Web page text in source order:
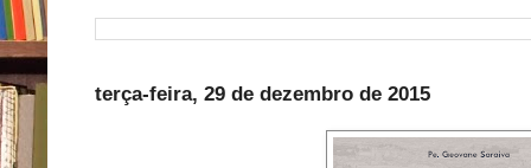
terça-feira, 29 de dezembro de 2015